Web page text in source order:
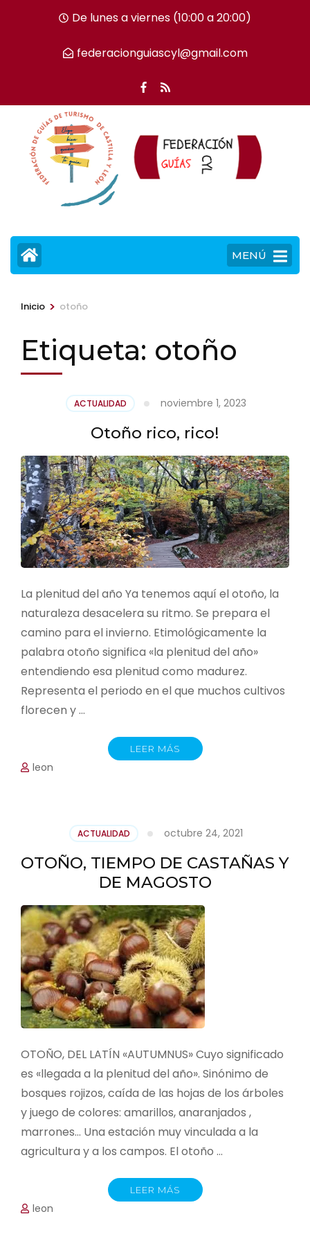
tecla
De lunes a viernes (10:00 a 20:00)
federacionguiascyl@gmail.com
MENÚ
Inicio > otoño
Etiqueta: otoño
ACTUALIDAD noviembre 1, 2023
Otoño rico, rico!
La plenitud del año Ya tenemos aquí el otoño, la
naturaleza desacelera su ritmo. Se prepara el
camino para el invierno. Etimológicamente la
palabra otoño significa «la plenitud del año»
entendiendo esa plenitud como madurez.
Representa el periodo en el que muchos cultivos
florecen y …
LEER MÁS
leon
ACTUALIDAD octubre 24, 2021
OTOÑO, TIEMPO DE CASTAÑAS Y
DE MAGOSTO
OTOÑO, DEL LATÍN «AUTUMNUS» Cuyo significado
es «llegada a la plenitud del año». Sinónimo de
bosques rojizos, caída de las hojas de los árboles
y juego de colores: amarillos, anaranjados ,
marrones… Una estación muy vinculada a la
agricultura y a los campos. El otoño …
LEER MÁS
leon